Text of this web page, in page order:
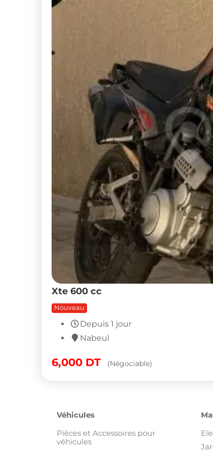
Xte 600 cc
Nouveau
Depuis 1 jour
Nabeul
6,000 DT (Négociable)
Véhicules
Pièces et Accessoires pour
véhicules